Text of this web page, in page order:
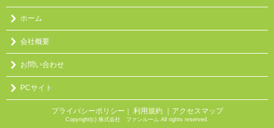
ホーム
会社概要
お問い合わせ
PCサイト
プライバシーポリシー ｜ 利用規約 ｜アクセスマップ
Copyright(c) 株式会社 ファンルーム All rights reserved.